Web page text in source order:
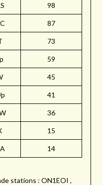
98
87
73
59
45
41
36
15
14
stations : ON1EOI ,